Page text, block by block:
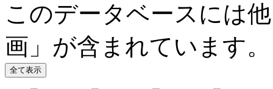
このデータベースには
画」が含まれています。